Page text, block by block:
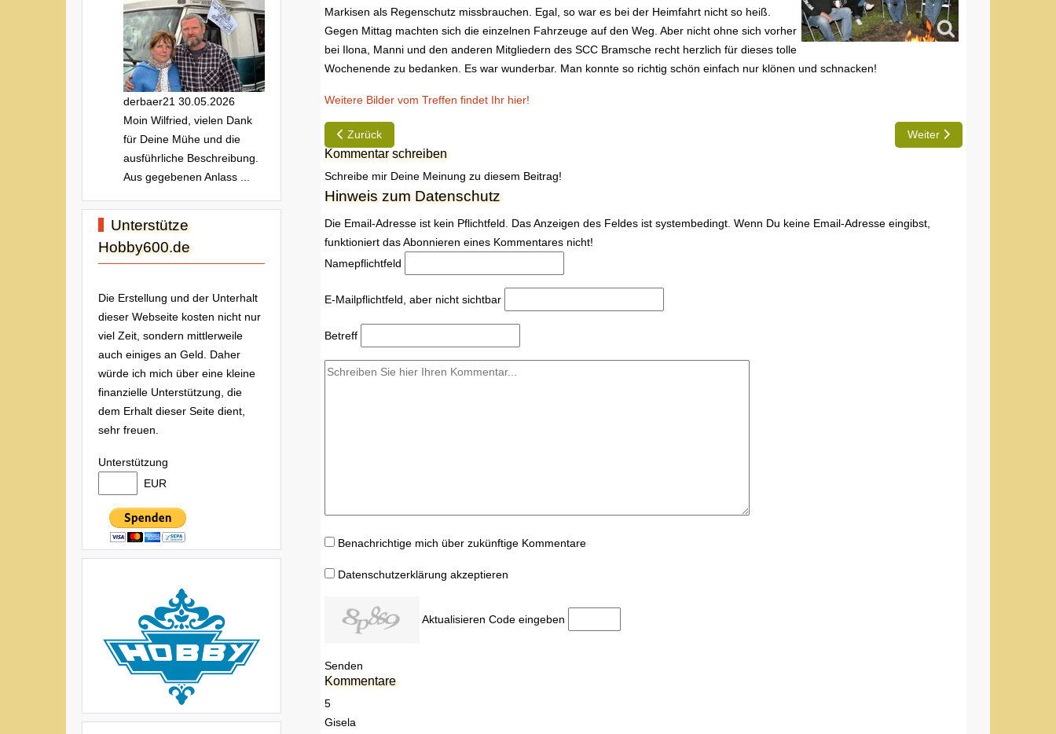
derbaer21 30.05.2026
Moin Wilfried, vielen Dank
für Deine Mühe und die
ausführliche Beschreibung.
Aus gegebenen Anlass ...
Unterstütze
Hobby600.de
Die Erstellung und der Unterhalt
dieser Webseite kosten nicht nur
viel Zeit, sondern mittlerweile
auch einiges an Geld. Daher
würde ich mich über eine kleine
finanzielle Unterstützung, die
dem Erhalt dieser Seite dient,
sehr freuen.
Unterstützung
EUR
Markisen als Regenschutz missbrauchen. Egal, so war es bei der Heimfahrt nicht so heiß.
Gegen Mittag machten sich die einzelnen Fahrzeuge auf den Weg. Aber nicht ohne sich vorher
bei Ilona, Manni und den anderen Mitgliedern des SCC Bramsche recht herzlich für dieses tolle
Wochenende zu bedanken. Es war wunderbar. Man konnte so richtig schön einfach nur klönen und schnacken!
Weitere Bilder vom Treffen findet Ihr hier!
Vorheriger Beitrag: Noch einmal Klönschnack-Wochenende
Zurück Nächster Beitrag: Und schon
Weiter
Kommentar schreiben
Schreibe mir Deine Meinung zu diesem Beitrag!
Hinweis zum Datenschutz
Die Email-Adresse ist kein Pflichtfeld. Das Anzeigen des Feldes ist systembedingt. Wenn Du keine Email-Adresse eingibst,
funktioniert das Abonnieren eines Kommentares nicht!
Namepflichtfeld
E-Mailpflichtfeld, aber nicht sichtbar
Betreff
Benachrichtige mich über zukünftige Kommentare
Datenschutzerklärung akzeptieren
Aktualisieren Code eingeben
Senden
Kommentare
5
Gisela